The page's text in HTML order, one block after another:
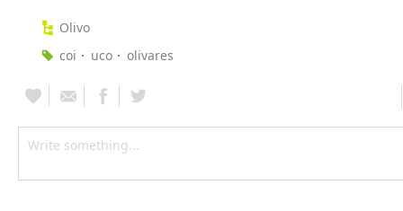
Olivo
coi
uco olivares